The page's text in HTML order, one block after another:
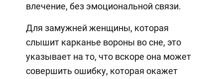
влечение, без эмоциональной связи.
Для замужней женщины, которая
слышит карканье вороны во сне, это
указывает на то, что вскоре она может
совершить ошибку, которая окажет